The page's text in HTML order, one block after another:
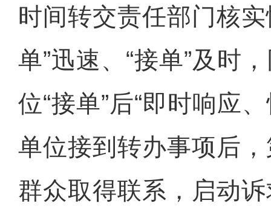
时间转交责任部门核
单”迅速、“接单”及时
位“接单”后“即时响应
单位接到转办事项后
群众取得联系，启动